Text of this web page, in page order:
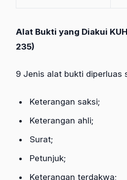
Alat Bukti yang Diakui
235)
9 Jenis alat bukti diperluas
Keterangan saksi;
Keterangan ahli;
Surat;
Petunjuk;
Keterangan terdakwa;